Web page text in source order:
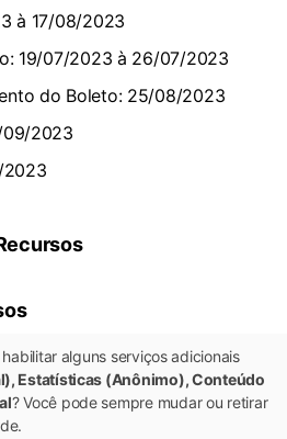
à 17/08/2023
19/07/2023 à 26/07/2023
do Boleto: 25/08/2023
09/2023
2023
alguns serviços adicionais
Estatísticas (Anônimo), Conteúdo
? Você pode sempre mudar ou retirar